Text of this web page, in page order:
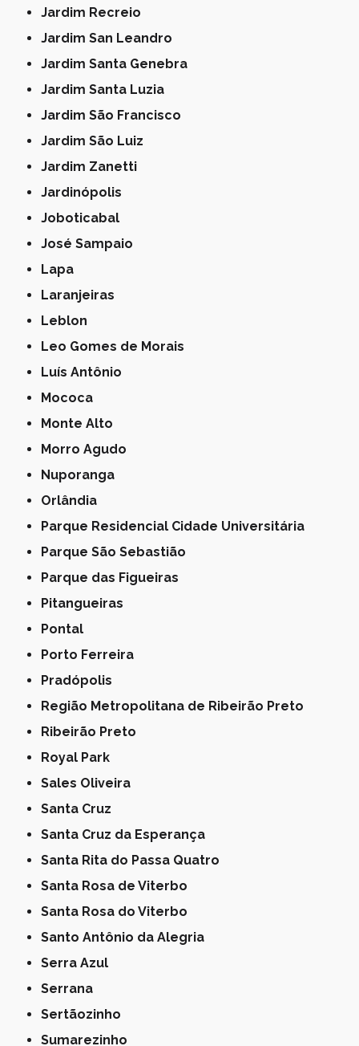
Jardim Recreio
Jardim San Leandro
Jardim Santa Genebra
Jardim Santa Luzia
Jardim São Francisco
Jardim São Luiz
Jardim Zanetti
Jardinópolis
Joboticabal
José Sampaio
Lapa
Laranjeiras
Leblon
Leo Gomes de Morais
Luís Antônio
Mococa
Monte Alto
Morro Agudo
Nuporanga
Orlândia
Parque Residencial Cidade Universitária
Parque São Sebastião
Parque das Figueiras
Pitangueiras
Pontal
Porto Ferreira
Pradópolis
Região Metropolitana de Ribeirão Preto
Ribeirão Preto
Royal Park
Sales Oliveira
Santa Cruz
Santa Cruz da Esperança
Santa Rita do Passa Quatro
Santa Rosa de Viterbo
Santa Rosa do Viterbo
Santo Antônio da Alegria
Serra Azul
Serrana
Sertãozinho
Sumarezinho